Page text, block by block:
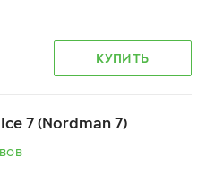
КУПИТЬ
7 (Nordman 7)